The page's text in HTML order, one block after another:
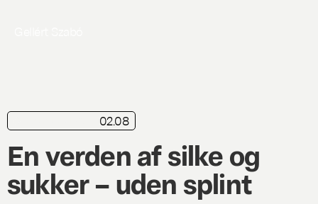
02.08
En verden af silke og
sukker – uden splint